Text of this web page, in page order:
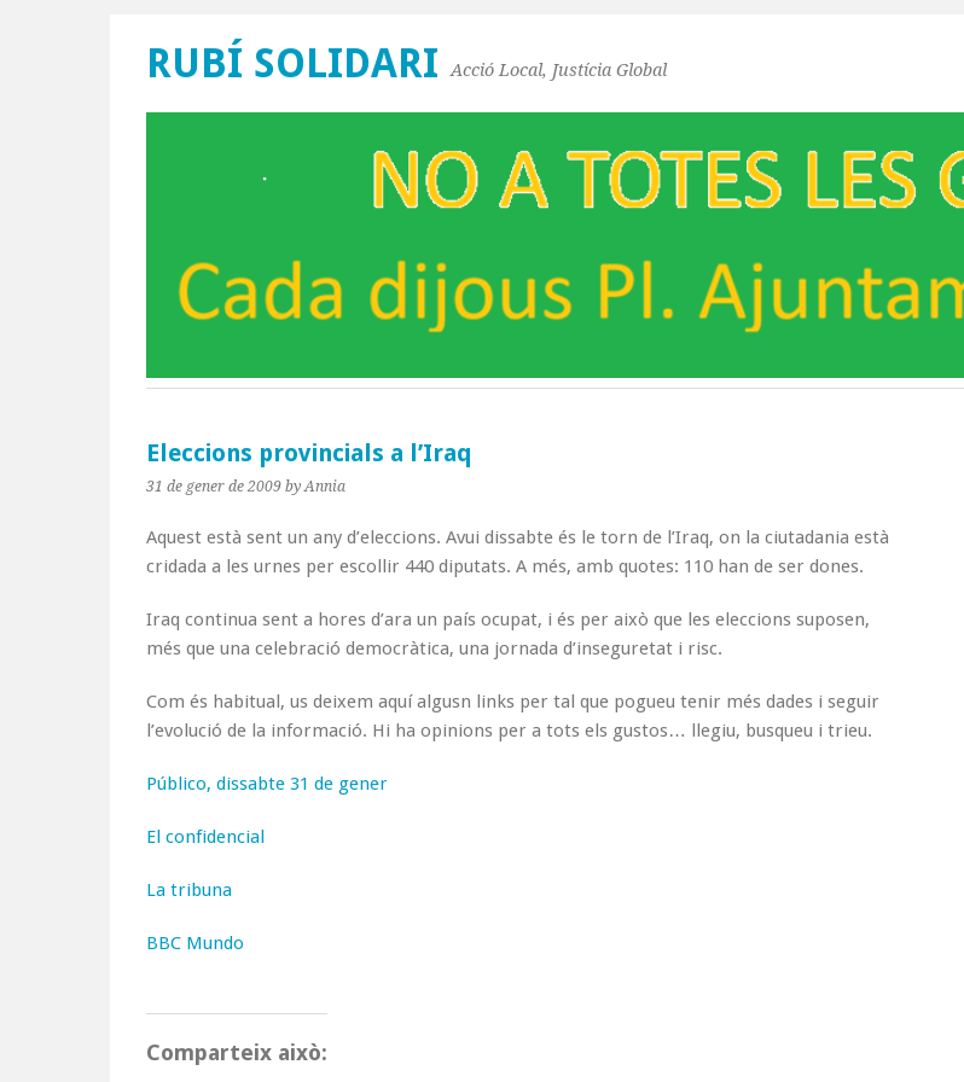
RUBÍ SOLIDARI Acció Local, Justícia Global
Eleccions provincials a l’Iraq
31 de gener de 2009 by Annia
Aquest està sent un any d’eleccions. Avui dissabte és le torn de l’Iraq, on la ciutadania està
cridada a les urnes per escollir 440 diputats. A més, amb quotes: 110 han de ser dones.
Iraq continua sent a hores d’ara un país ocupat, i és per això que les eleccions suposen,
més que una celebració democràtica, una jornada d’inseguretat i risc.
Com és habitual, us deixem aquí algusn links per tal que pogueu tenir més dades i seguir
l’evolució de la informació. Hi ha opinions per a tots els gustos… llegiu, busqueu i trieu.
Público, dissabte 31 de gener
El confidencial
La tribuna
BBC Mundo
Comparteix això: